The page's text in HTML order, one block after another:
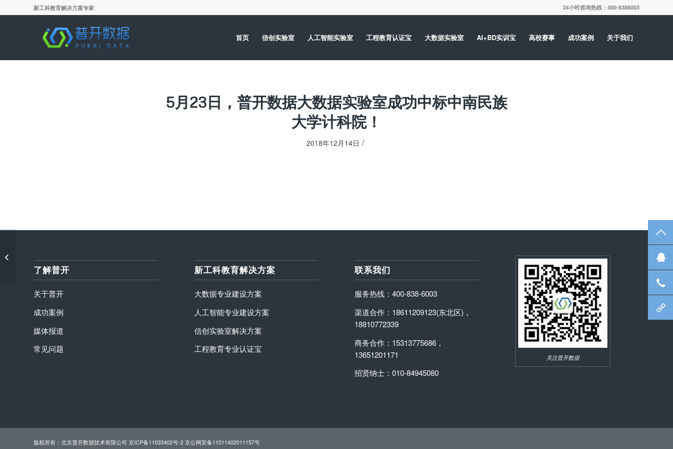
新工科教育解决方案专家 24小时咨询热线：400-8386003
首页 信创实验室 人工智能实验室 工程教育认证宝 大数据实验室 AI+BD实训宝 高校赛事 成功案例 关于我们
5月23日，普开数据大数据实验室成功中标中南民族
大学计科院！
2018年12月14日 /
了解普开
关于普开
成功案例
媒体报道
常见问题
新工科教育解决方案
大数据专业建设方案
人工智能专业建设方案
信创实验室解决方案
工程教育专业认证宝
联系我们
服务热线：400-838-6003
渠道合作：18611209123(东北区)，
18810772339
商务合作：15313775686，
13651201171
招贤纳士：010-84945080
关注普开数据
版权所有：北京普开数据技术有限公司 京ICP备11033402号-2 京公网安备11011402011157号
在
咨
北